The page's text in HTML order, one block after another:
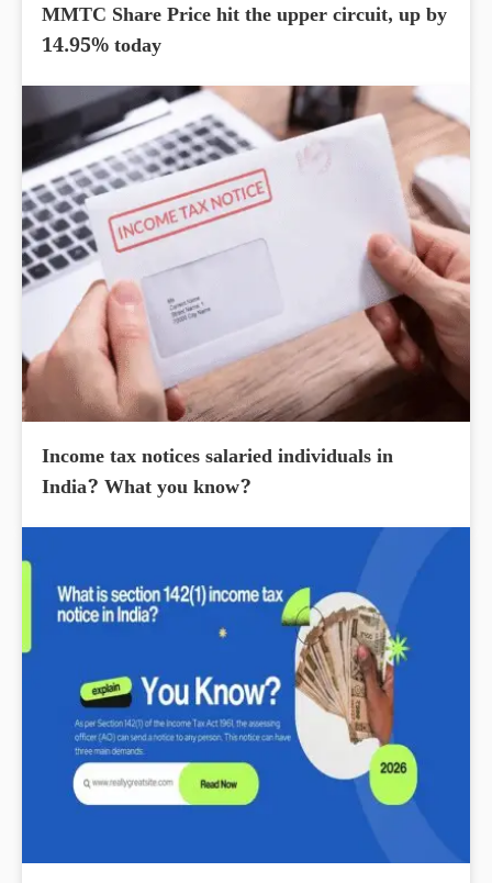
MMTC Share Price hit the upper circuit, up by
14.95% today
Income tax notices salaried individuals in
India? What you know?